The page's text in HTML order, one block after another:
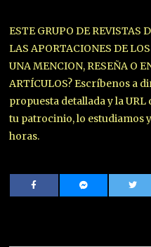
ESTE GRUPO DE REVISTAS
LAS APORTACIONES DE
UNA MENCION, RESEÑA O
ARTÍCULOS? Escríbenos a
propuesta detallada y la
tu patrocinio, lo estudiamos
horas.